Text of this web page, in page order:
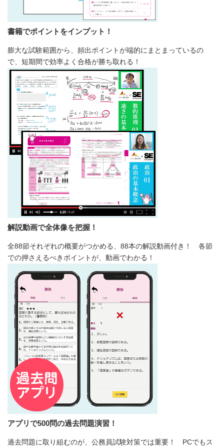
書籍でポイントをインプット！
膨大な試験範囲から、頻出ポイントが端的にまとまっているの
で、短期間で効率よく合格が勝ち取れる！
解説動画で全体像を把握！
全88節それぞれの概要がつかめる、88本の解説動画付き！ 各節
での押さえるべきポイントが、動画でわかる！
アプリで500問の過去問題演習！
過去問題に取り組むのが、公務員試験対策では重要！ PCでもス